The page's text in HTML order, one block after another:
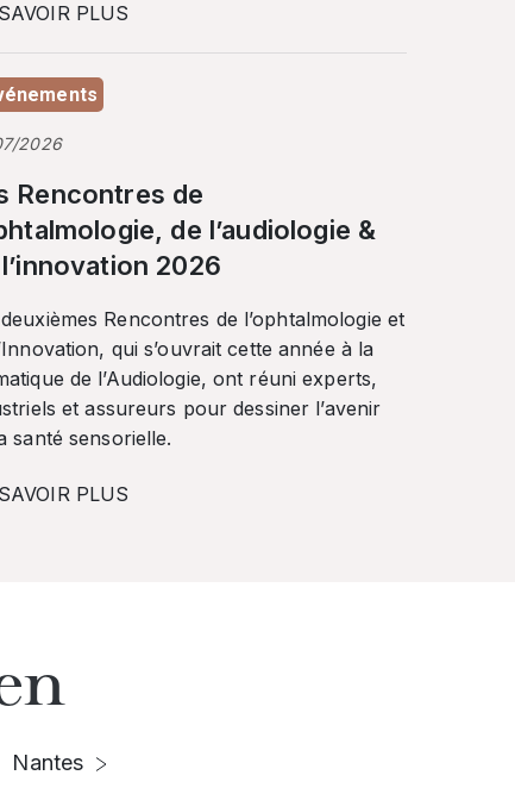
PLUS
2026
Rencontres de
de l’audiologie &
2026
Rencontres de l’ophtalmologie et
qui s’ouvrait cette année à la
de l’Audiologie, ont réuni experts,
et assureurs pour dessiner l’avenir
santé sensorielle.
PLUS
Nantes